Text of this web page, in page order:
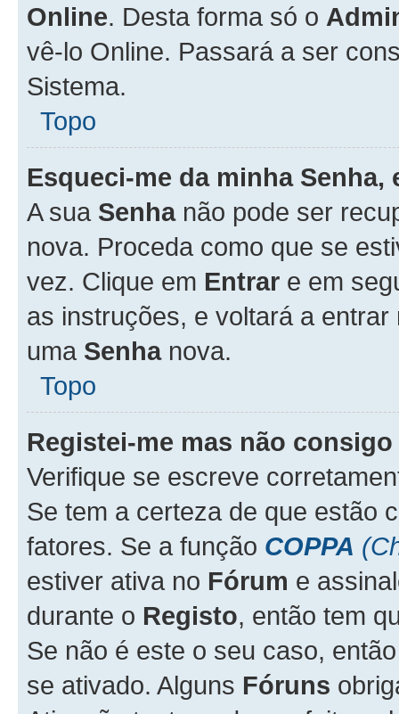
Online. Desta forma só o
vê-lo Online. Passará a ser
Sistema.
Topo
Esqueci-me da minha Senha,
A sua Senhanão pode ser
nova. Proceda como que se
vez. Clique em Entrar e em
as instruções, e voltará a
uma Senhanova.
Topo
Registei-me mas não
Verifique se escreve
Se tem a certeza de que estão
fatores. Se a função COPPA
estiver ativa no Fórum e
durante o Registo, então tem
Se não é este o seu caso,
se ativado. Alguns Fóruns